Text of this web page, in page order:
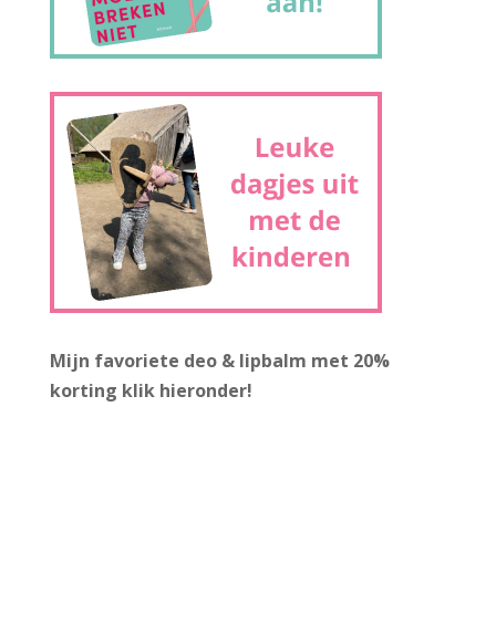
Mijn favoriete deo & lipbalm met 20%
korting klik hieronder!